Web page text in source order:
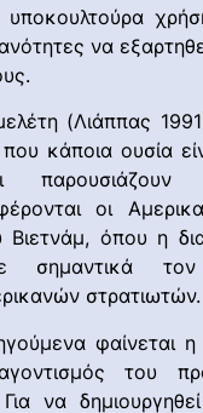
υποκουλτούρα
να
(Λιάππας
κάποια ουσία
οι
όπου η
σημαντικά
στρατιωτών.
φαίνεται η
του
να